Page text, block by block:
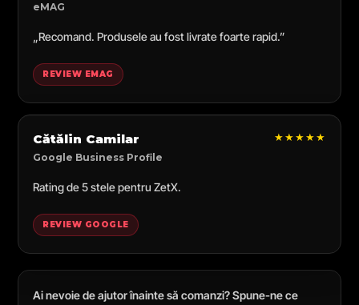
eMAG
„Recomand. Produsele au fost livrate foarte rapid.”
REVIEW EMAG
Cătălin Camilar
Google Business Profile
★★★★★
Rating de 5 stele pentru ZetX.
REVIEW GOOGLE
Ai nevoie de ajutor înainte să comanzi? Spune-ne ce